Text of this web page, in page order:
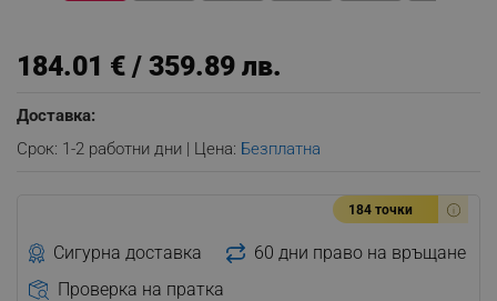
184.01 € / 359.89 лв.
Доставка:
Срок: 1-2 работни дни | Цена: Безплатна
184 точки
Сигурна доставка
60 дни право на връщане
Проверка на пратка